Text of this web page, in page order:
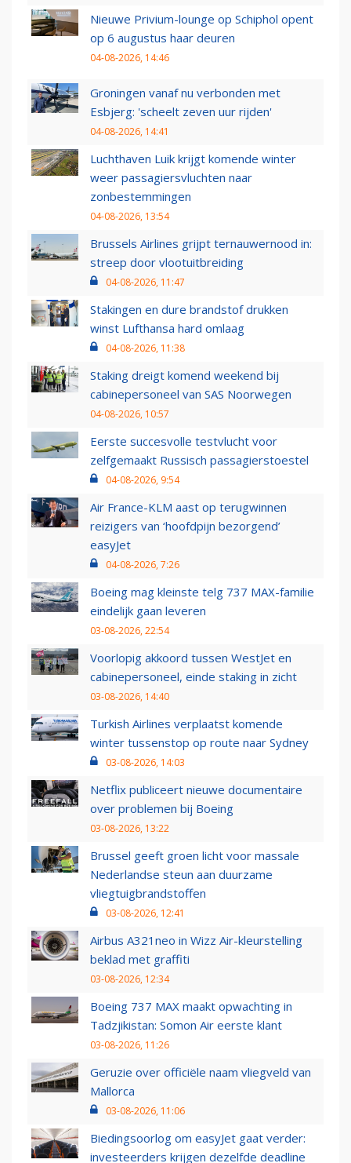
Nieuwe Privium-lounge op Schiphol opent
op 6 augustus haar deuren
04-08-2026, 14:46
Groningen vanaf nu verbonden met
Esbjerg: 'scheelt zeven uur rijden'
04-08-2026, 14:41
Luchthaven Luik krijgt komende winter
weer passagiersvluchten naar
zonbestemmingen
04-08-2026, 13:54
Brussels Airlines grijpt ternauwernood in:
streep door vlootuitbreiding
04-08-2026, 11:47
Stakingen en dure brandstof drukken
winst Lufthansa hard omlaag
04-08-2026, 11:38
Staking dreigt komend weekend bij
cabinepersoneel van SAS Noorwegen
04-08-2026, 10:57
Eerste succesvolle testvlucht voor
zelfgemaakt Russisch passagierstoestel
04-08-2026, 9:54
Air France-KLM aast op terugwinnen
reizigers van ‘hoofdpijn bezorgend’
easyJet
04-08-2026, 7:26
Boeing mag kleinste telg 737 MAX-familie
eindelijk gaan leveren
03-08-2026, 22:54
Voorlopig akkoord tussen WestJet en
cabinepersoneel, einde staking in zicht
03-08-2026, 14:40
Turkish Airlines verplaatst komende
winter tussenstop op route naar Sydney
03-08-2026, 14:03
Netflix publiceert nieuwe documentaire
over problemen bij Boeing
03-08-2026, 13:22
Brussel geeft groen licht voor massale
Nederlandse steun aan duurzame
vliegtuigbrandstoffen
03-08-2026, 12:41
Airbus A321neo in Wizz Air-kleurstelling
beklad met graffiti
03-08-2026, 12:34
Boeing 737 MAX maakt opwachting in
Tadzjikistan: Somon Air eerste klant
03-08-2026, 11:26
Geruzie over officiële naam vliegveld van
Mallorca
03-08-2026, 11:06
Biedingsoorlog om easyJet gaat verder:
investeerders krijgen dezelfde deadline